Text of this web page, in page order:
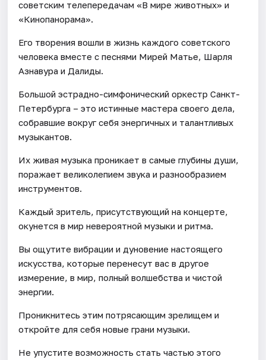
советским телепередачам «В мире животных» и
«Кинопанорама».
Его творения вошли в жизнь каждого советского
человека вместе с песнями Мирей Матье, Шарля
Азнавура и Далиды.
Большой эстрадно-симфонический оркестр Санкт-
Петербурга – это истинные мастера своего дела,
собравшие вокруг себя энергичных и талантливых
музыкантов.
Их живая музыка проникает в самые глубины души,
поражает великолепием звука и разнообразием
инструментов.
Каждый зритель, присутствующий на концерте,
окунется в мир невероятной музыки и ритма.
Вы ощутите вибрации и дуновение настоящего
искусства, которые перенесут вас в другое
измерение, в мир, полный волшебства и чистой
энергии.
Проникнитесь этим потрясающим зрелищем и
откройте для себя новые грани музыки.
Не упустите возможность стать частью этого